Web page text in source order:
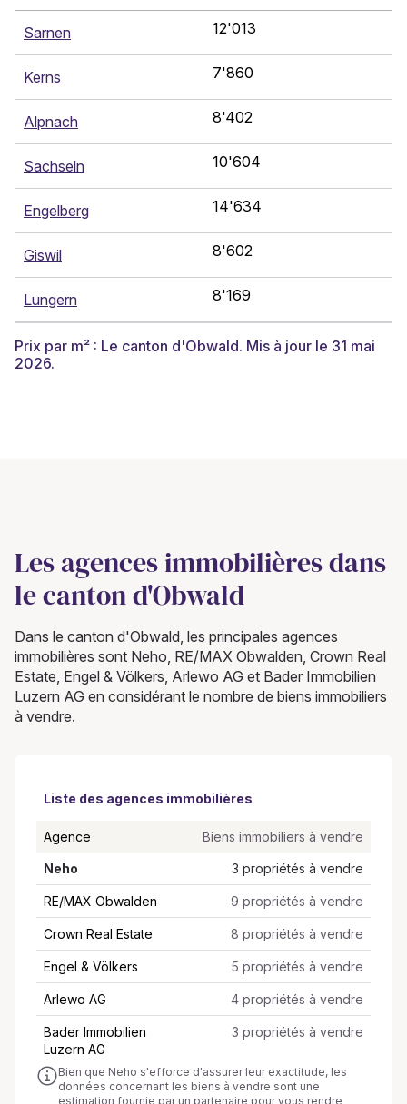
Sarnen 12'013
Kerns 7'860
Alpnach 8'402
Sachseln 10'604
Engelberg 14'634
Giswil 8'602
Lungern 8'169
Prix par m² : Le canton d'Obwald. Mis à jour le 31 mai
2026.
Les agences immobilières dans
le canton d'Obwald
Dans le canton d'Obwald, les principales agences
immobilières sont Neho, RE/MAX Obwalden, Crown Real
Estate, Engel & Völkers, Arlewo AG et Bader Immobilien
Luzern AG en considérant le nombre de biens immobiliers
à vendre.
Liste des agences immobilières
Agence Biens immobiliers à vendre
Neho 3 propriétés à vendre
RE/MAX Obwalden 9 propriétés à vendre
Crown Real Estate 8 propriétés à vendre
Engel & Völkers 5 propriétés à vendre
Arlewo AG 4 propriétés à vendre
Bader Immobilien
Luzern AG
3 propriétés à vendre
Bien que Neho s'efforce d'assurer leur exactitude, les
données concernant les biens à vendre sont une
estimation fournie par un partenaire pour vous rendre